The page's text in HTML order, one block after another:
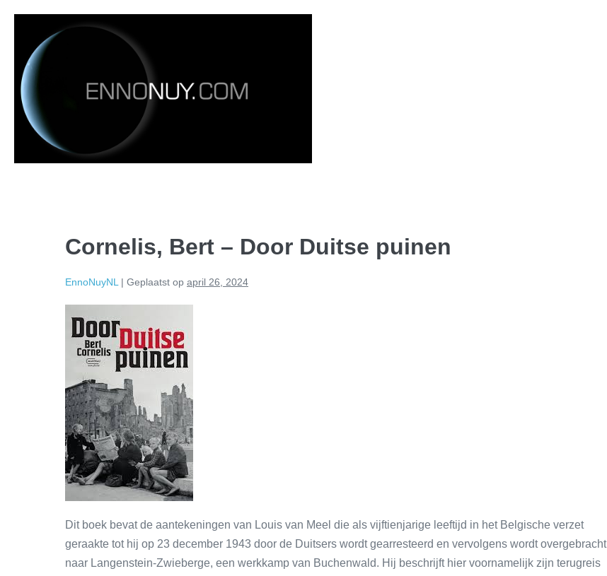
Cornelis, Bert – Door Duitse puinen
EnnoNuyNL | Geplaatst op april 26, 2024
Dit boek bevat de aantekeningen van Louis van Meel die als vijftienjarige leeftijd in het Belgische verzet
geraakte tot hij op 23 december 1943 door de Duitsers wordt gearresteerd en vervolgens wordt overgebracht
naar Langenstein-Zwieberge, een werkkamp van Buchenwald. Hij beschrijft hier voornamelijk zijn terugreis